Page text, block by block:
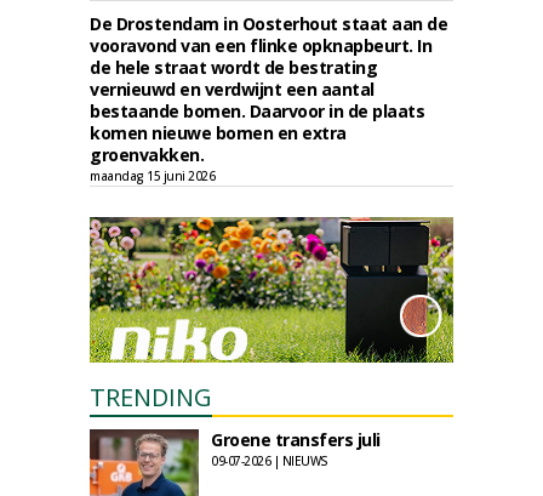
De Drostendam in Oosterhout staat aan de
vooravond van een flinke opknapbeurt. In
de hele straat wordt de bestrating
vernieuwd en verdwijnt een aantal
bestaande bomen. Daarvoor in de plaats
komen nieuwe bomen en extra
groenvakken.
maandag 15 juni 2026
TRENDING
Groene transfers juli
09-07-2026 | NIEUWS